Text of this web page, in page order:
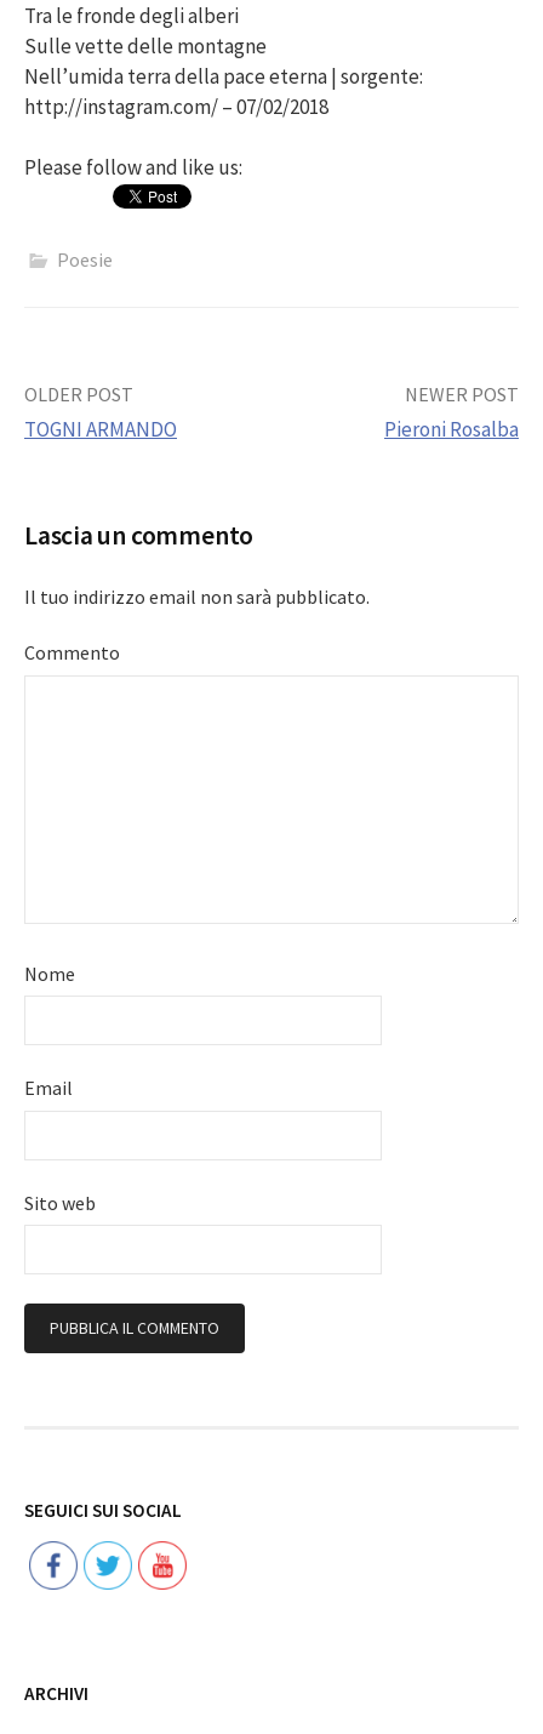
Tra le fronde degli alberi
Sulle vette delle montagne
Nell’umida terra della pace eterna | sorgente:
http://instagram.com/ – 07/02/2018
Please follow and like us:
Poesie
Post
OLDER POST
TOGNI ARMANDO
NEWER POST
Pieroni Rosalba
Lascia un commento
Il tuo indirizzo email non sarà pubblicato.
Commento
Nome
Email
Sito web
SEGUICI SUI SOCIAL
ARCHIVI